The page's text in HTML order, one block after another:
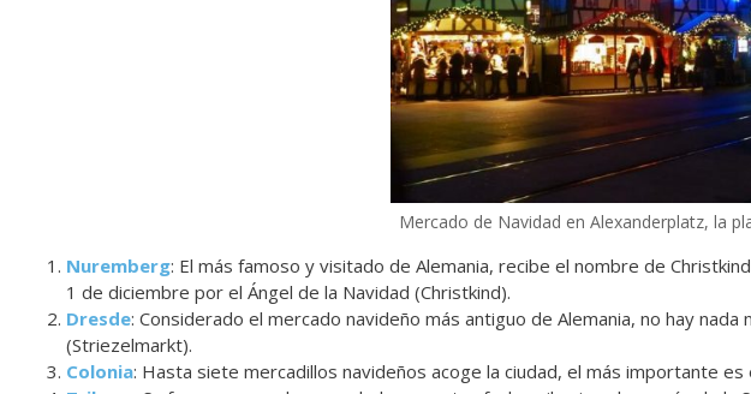
Mercado de Navidad en Alexanderplatz, la
Nuremberg: El más famoso y visitado de Alemania, recibe el nombre de
1 de diciembre por el Ángel de la Navidad (Christkind).
Dresde: Considerado el mercado navideño más antiguo de Alemania, no hay
(Striezelmarkt).
Colonia: Hasta siete mercadillos navideños acoge la ciudad, el más importante